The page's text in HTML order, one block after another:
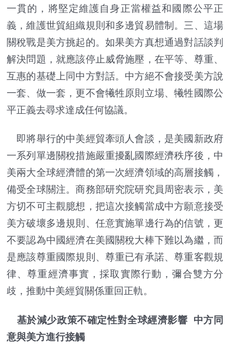
一貫的，將堅定維護自身正當權益和國際公平正
義，維護世貿組織規則和多邊貿易體制。三、這場
關稅戰是美方挑起的。如果美方真想通過對話談判
解決問題，就應該停止威脅施壓，在平等、尊重、
互惠的基礎上同中方對話。中方絕不會接受美方說
一套、做一套，更不會犧牲原則立場、犧牲國際公
平正義去尋求達成任何協議。
即將舉行的中美經貿牽頭人會談，是美國新政府
一系列單邊關稅措施嚴重擾亂國際經濟秩序後，中
美兩大全球經濟體的第一次經濟領域的高層接觸，
備受全球關注。商務部研究院研究員周密表示，美
方切不可主觀臆想，把這次接觸當成中方願意接受
美方破壞多邊規則、任意實施單邊行為的信號，更
不要認為中國經濟在美國關稅大棒下難以為繼，而
是應該尊重國際規則、尊重已有承諾、尊重客觀規
律、尊重經濟事實，採取實際行動，彌合雙方分
歧，推動中美經貿關係重回正軌。
基於減少政策不確定性對全球經濟影響 中方同
意與美方進行接觸